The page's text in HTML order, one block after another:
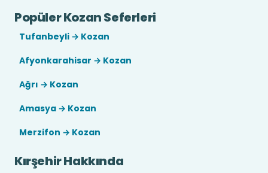
Popüler Kozan Seferleri
Tufanbeyli → Kozan
Afyonkarahisar → Kozan
Ağrı → Kozan
Amasya → Kozan
Merzifon → Kozan
Kırşehir Hakkında